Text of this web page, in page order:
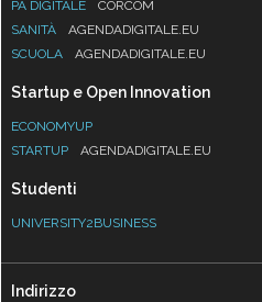
PA DIGITALE
CORCOM
SANITÀ
AGENDADIGITALE.EU
SCUOLA
AGENDADIGITALE.EU
Startup e Open Innovation
ECONOMYUP
STARTUP
AGENDADIGITALE.EU
Studenti
UNIVERSITY2BUSINESS
Indirizzo